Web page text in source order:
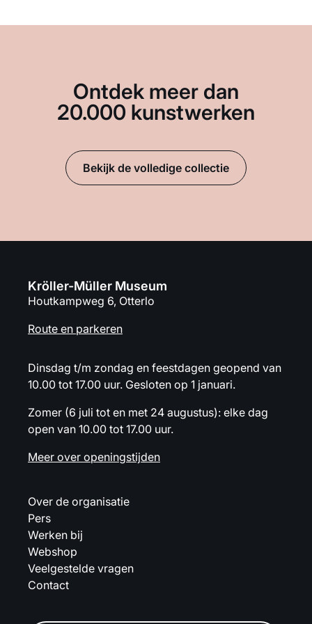
Ontdek meer dan
20.000 kunstwerken
Bekijk de volledige collectie
Kröller-Müller Museum
Houtkampweg 6, Otterlo
Route en parkeren
Dinsdag t/m zondag en feestdagen geopend van
10.00 tot 17.00 uur. Gesloten op 1 januari.
Zomer (6 juli tot en met 24 augustus): elke dag
open van 10.00 tot 17.00 uur.
Meer over openingstijden
Over de organisatie
Pers
Werken bij
Webshop
Veelgestelde vragen
Contact